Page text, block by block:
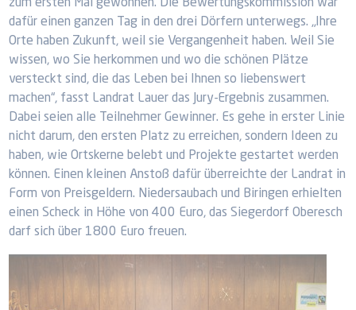
zum ersten Mal gewonnen. Die Bewertungskommission war
dafür einen ganzen Tag in den drei Dörfern unterwegs. „Ihre
Orte haben Zukunft, weil sie Vergangenheit haben. Weil Sie
wissen, wo Sie herkommen und wo die schönen Plätze
versteckt sind, die das Leben bei Ihnen so liebenswert
machen“, fasst Landrat Lauer das Jury-Ergebnis zusammen.
Dabei seien alle Teilnehmer Gewinner. Es gehe in erster Linie
nicht darum, den ersten Platz zu erreichen, sondern Ideen zu
haben, wie Ortskerne belebt und Projekte gestartet werden
können. Einen kleinen Anstoß dafür überreichte der Landrat in
Form von Preisgeldern. Niedersaubach und Biringen erhielten
einen Scheck in Höhe von 400 Euro, das Siegerdorf Oberesch
darf sich über 1800 Euro freuen.